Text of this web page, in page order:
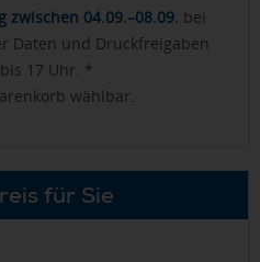
04.09.–08.09. bei
Daten und Druckfreigaben
17 Uhr. *
wählbar.
für Sie